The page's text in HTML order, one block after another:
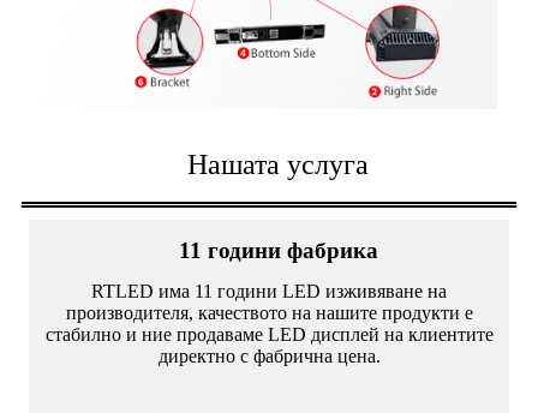
Нашата услуга
11 години фабрика
RTLED има 11 години LED изживяване на
производителя, качеството на нашите продукти е
стабилно и ние продаваме LED дисплей на клиентите
директно с фабрична цена.